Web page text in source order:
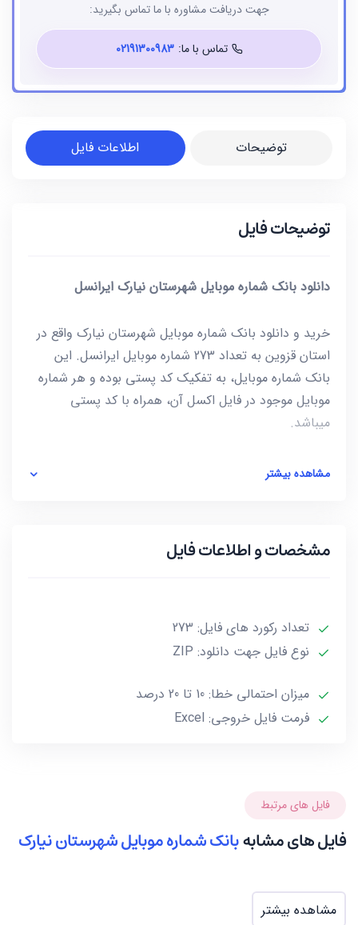
توضیحات اطلاعات فایل
توضیحات فایل
دانلود بانک شماره موبایل شهرستان نیارک ایرانسل
خرید و دانلود بانک شماره موبایل شهرستان نیارک واقع در
استان قزوین به تعداد 273 شماره موبایل ایرانسل. این
بانک شماره موبایل، به تفکیک کد پستی بوده و هر شماره
موبایل موجود در فایل اکسل آن، همراه با کد پستی
میباشد.
***تمامی فایل ها ممکن است به علت واگذاری خط توسط
تا حداکثر 20 درصد خطا داشته باشند.***
مشاهده بیشتر
مشخصات و اطلاعات فایل
تعداد رکورد های فایل: 273
نوع فایل جهت دانلود: ZIP
میزان احتمالی خطا: 10 تا 20 درصد
فرمت فایل خروجی: Excel
فایل های مرتبط
فایل های مشابهبانک شماره موبایل شهرستان نیارک
مشاهده بیشتر
جهت دریافت مشاوره با ما تماس بگیرید:
تماس با ما: 02191300983